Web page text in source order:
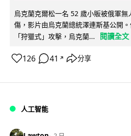
烏克蘭克爾松一名 52 歲小販被俄軍
傷，影片由烏克蘭總統澤連斯基公開
「狩獵式」攻擊，烏克蘭...
閱讀全文
126 41 ↗ 分享
人工智能